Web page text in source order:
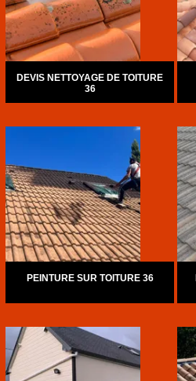
DEVIS NETTOYAGE DE TOITURE
36
PEINTURE SUR TOITURE 36